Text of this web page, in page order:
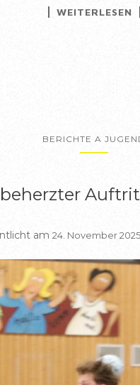
WEITERLESEN
BERICHTE A
am 24. November 2025